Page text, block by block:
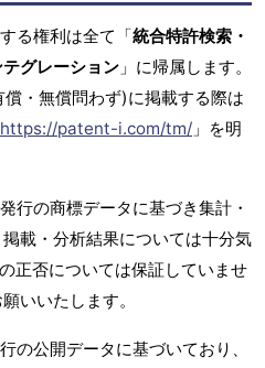
る権利は全て「統合特許検索・
グレーション 」に帰属します。
・無償問わず)に掲載する際は
https://patent-i.com/tm/ 」を明
行の商標データに基づき集計・
載・分析結果については十分気
正否については保証していませ
いいたします。
の公開データに基づいており、